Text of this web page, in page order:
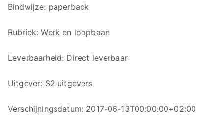
Bindwijze: paperback
Rubriek: Werk en loopbaan
Leverbaarheid: Direct leverbaar
Uitgever: S2 uitgevers
Verschijningsdatum: 2017-06-13T00:00:00+02:00